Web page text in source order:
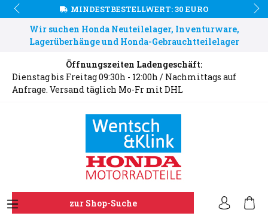
MINDESTBESTELLWERT: 30 EURO
Wir suchen Honda Neuteilelager, Inventurware,
Lagerüberhänge und Honda-Gebrauchtteilelager
Öffnungszeiten Ladengeschäft:
Dienstag bis Freitag 09:30h - 12:00h / Nachmittags auf
Anfrage. Versand täglich Mo-Fr mit DHL
zur Shop-Suche